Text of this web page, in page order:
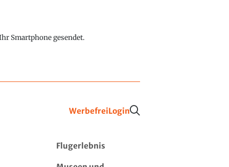
Smartphone gesendet.
WerbefreiLogin
Flugerlebnis